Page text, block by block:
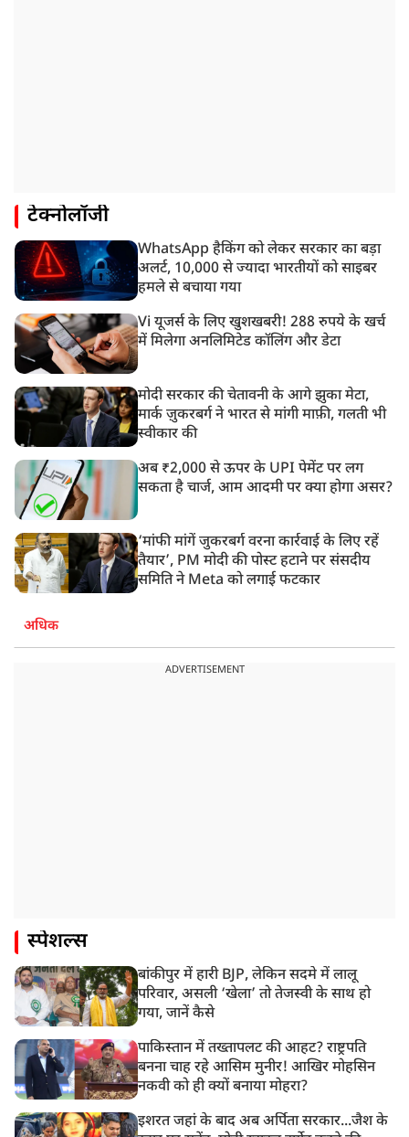
टेक्नोलॉजी
WhatsApp हैकिंग को लेकर सरकार का बड़ा
अलर्ट, 10,000 से ज्यादा भारतीयों को साइबर
हमले से बचाया गया
Vi यूजर्स के लिए खुशखबरी! 288 रुपये के खर्च
में मिलेगा अनलिमिटेड कॉलिंग और डेटा
मोदी सरकार की चेतावनी के आगे झुका मेटा,
मार्क ज़ुकरबर्ग ने भारत से मांगी माफ़ी, गलती भी
स्वीकार की
अब ₹2,000 से ऊपर के UPI पेमेंट पर लग
सकता है चार्ज, आम आदमी पर क्या होगा असर?
‘मांफी मांगें जुकरबर्ग वरना कार्रवाई के लिए रहें
तैयार’, PM मोदी की पोस्ट हटाने पर संसदीय
समिति ने Meta को लगाई फटकार
अधिक
ADVERTISEMENT
स्पेशल्स
बांकीपुर में हारी BJP, लेकिन सदमे में लालू
परिवार, असली ‘खेला’ तो तेजस्वी के साथ हो
गया, जानें कैसे
पाकिस्तान में तख्तापलट की आहट? राष्ट्रपति
बनना चाह रहे आसिम मुनीर! आखिर मोहसिन
नकवी को ही क्यों बनाया मोहरा?
इशरत जहां के बाद अब अर्पिता सरकार...जैश के